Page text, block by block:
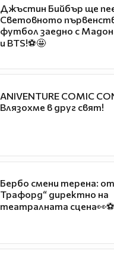
Джъстин Бийбър ще
Световното
футбол заедно с
и BTS!⚽🤩
ANIVENTURE COMIC
Влязохме в друг свят!
Бербо смени терена:
Трафорд“ директно на
театралната сцена👀⚽